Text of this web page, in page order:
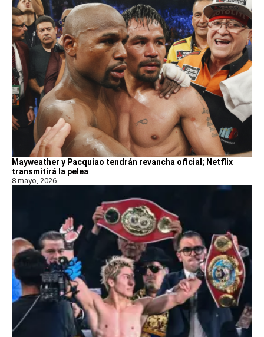
Mayweather y Pacquiao tendrán revancha oficial; Netflix
transmitirá la pelea
8 mayo, 2026